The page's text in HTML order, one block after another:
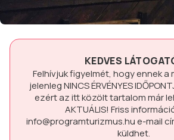
KEDVES
Felhívjuk figyelmét, hogy ennek a
jelenlegNINCS ÉRVÉNYES
ezért az itt közölt tartalom már
AKTUÁLIS! Friss
info@programturizmus.hue-mail
küldhet.